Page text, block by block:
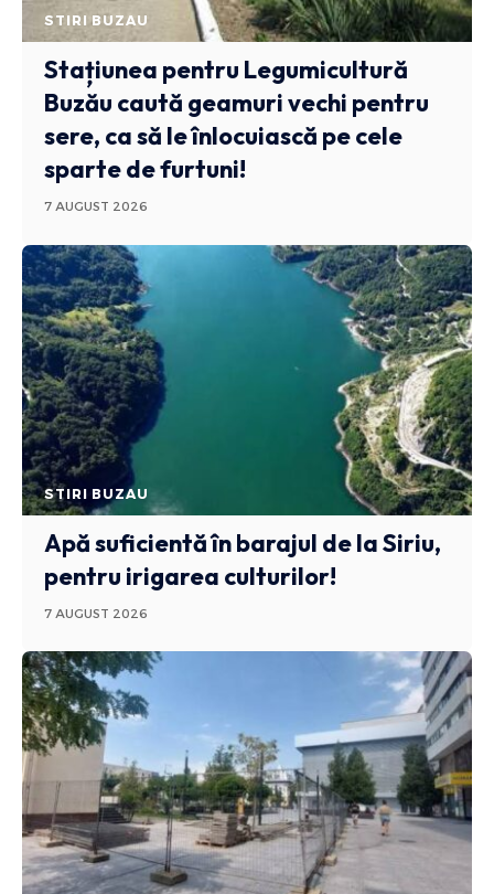
STIRI BUZAU
Stațiunea pentru Legumicultură
Buzău caută geamuri vechi pentru
sere, ca să le înlocuiască pe cele
sparte de furtuni!
7 AUGUST 2026
STIRI BUZAU
Apă suficientă în barajul de la Siriu,
pentru irigarea culturilor!
7 AUGUST 2026